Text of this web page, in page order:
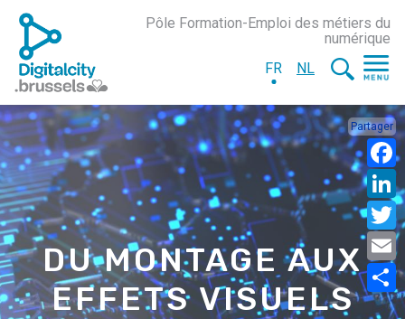
Pôle Formation-Emploi des métiers du
numérique
FR
NL
DU MONTAGE AUX
EFFETS VISUELS
Partager